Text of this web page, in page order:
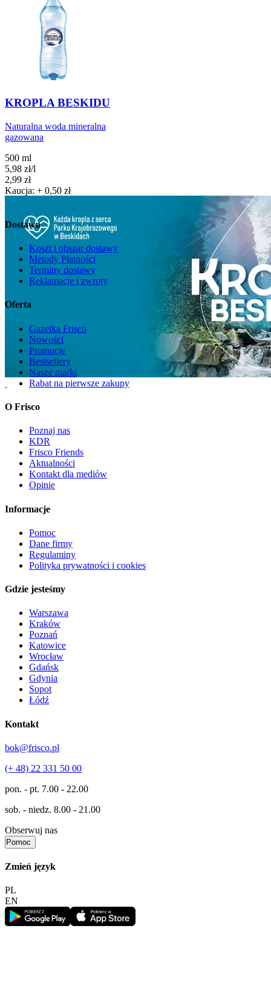
KROPLA BESKIDU
Naturalna woda mineralna
gazowana
500 ml
5,98 zł/l
Cena
2,99 zł
Kaucja: + 0,50 zł
.
Dostawa
Koszt i obszar dostawy
Metody Płatności
Terminy dostawy
Reklamacje i zwroty
Oferta
Gazetka Frisco
Nowości
Promocje
Bestsellery
Nasze marki
Rabat na pierwsze zakupy
O Frisco
Poznaj nas
KDR
Frisco Friends
Aktualności
Kontakt dla mediów
Opinie
Informacje
Pomoc
Dane firmy
Regulaminy
Polityka prywatności i cookies
Gdzie jesteśmy
Warszawa
Kraków
Poznań
Katowice
Wrocław
Gdańsk
Gdynia
Sopot
Łódź
Kontakt
bok@frisco.pl
(+ 48) 22 331 50 00
pon. - pt. 7.00 - 22.00
sob. - niedz. 8.00 - 21.00
Obserwuj nas
Pomoc
Zmień język
PL
EN